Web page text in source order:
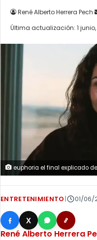
René Alberto Herrera Pech
Última actualización: 1 junio,
euphoria el final explicado
ENTRETENIMIENTO 01/06/
X
René Alberto Herrera